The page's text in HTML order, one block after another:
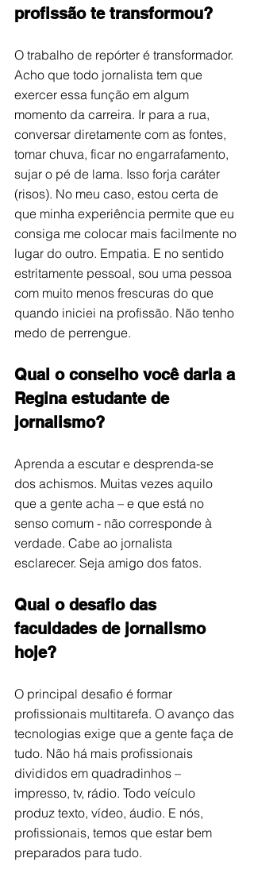
profissão te transformou?
O trabalho de repórter é transformador.
Acho que todo jornalista tem que
exercer essa função em algum
momento da carreira. Ir para a rua,
conversar diretamente com as fontes,
tomar chuva, ficar no engarrafamento,
sujar o pé de lama. Isso forja caráter
(risos). No meu caso, estou certa de
que minha experiência permite que eu
consiga me colocar mais facilmente no
lugar do outro. Empatia. E no sentido
estritamente pessoal, sou uma pessoa
com muito menos frescuras do que
quando iniciei na profissão. Não tenho
medo de perrengue.
Qual o conselho você daria a
Regina estudante de
jornalismo?
Aprenda a escutar e desprenda-se
dos achismos. Muitas vezes aquilo
que a gente acha – e que está no
senso comum - não corresponde à
verdade. Cabe ao jornalista
esclarecer. Seja amigo dos fatos.
Qual o desafio das
faculdades de jornalismo
hoje?
O principal desafio é formar
profissionais multitarefa. O avanço das
tecnologias exige que a gente faça de
tudo. Não há mais profissionais
divididos em quadradinhos –
impresso, tv, rádio. Todo veículo
produz texto, vídeo, áudio. E nós,
profissionais, temos que estar bem
preparados para tudo.